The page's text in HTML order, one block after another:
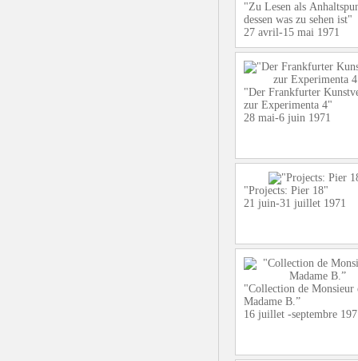
"Zu Lesen als
dessen was zu sehen ist"
27 avril-15 mai 1971
"Der Frankfurter
zur Experimenta 4"
28 mai-6 juin 1971
"Projects: Pier 18"
21 juin-31 juillet 1971
"Collection de Monsieur
Madame B.”
16 juillet -septembre